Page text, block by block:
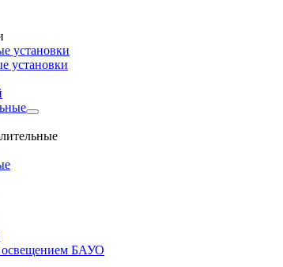
установки
установки
освещением БАУО